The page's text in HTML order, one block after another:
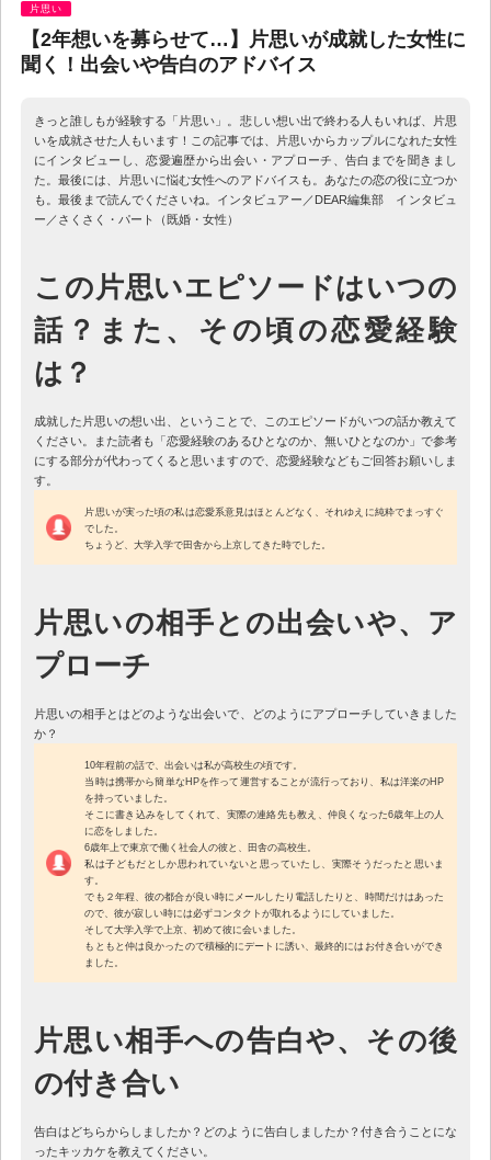
片思い
【2年想いを募らせて…】片思いが成就した女性に
聞く！出会いや告白のアドバイス
きっと誰しもが経験する「片思い」。悲しい想い出で終わる人もいれば、片思
いを成就させた人もいます！この記事では、片思いからカップルになれた女性
にインタビューし、恋愛遍歴から出会い・アプローチ、告白までを聞きまし
た。最後には、片思いに悩む女性へのアドバイスも。あなたの恋の役に立つか
も。最後まで読んでくださいね。インタビュアー／DEAR編集部 インタビュ
ー／さくさく・パート（既婚・女性）
この片思いエピソードはいつの
話？また、その頃の恋愛経験
は？
成就した片思いの想い出、ということで、このエピソードがいつの話か教えて
ください。また読者も「恋愛経験のあるひとなのか、無いひとなのか」で参考
にする部分が代わってくると思いますので、恋愛経験などもご回答お願いしま
す。
片思いが実った頃の私は恋愛系意見はほとんどなく、それゆえに純粋でまっすぐ
でした。
ちょうど、大学入学で田舎から上京してきた時でした。
片思いの相手との出会いや、ア
プローチ
片思いの相手とはどのような出会いで、どのようにアプローチしていきました
か？
10年程前の話で、出会いは私が高校生の頃です。
当時は携帯から簡単なHPを作って運営することが流行っており、私は洋楽のHP
を持っていました。
そこに書き込みをしてくれて、実際の連絡先も教え、仲良くなった6歳年上の人
に恋をしました。
6歳年上で東京で働く社会人の彼と、田舎の高校生。
私は子どもだとしか思われていないと思っていたし、実際そうだったと思いま
す。
でも２年程、彼の都合が良い時にメールしたり電話したりと、時間だけはあった
ので、彼が寂しい時には必ずコンタクトが取れるようにしていました。
そして大学入学で上京、初めて彼に会いました。
もともと仲は良かったので積極的にデートに誘い、最終的にはお付き合いができ
ました。
片思い相手への告白や、その後
の付き合い
告白はどちらからしましたか？どのように告白しましたか？付き合うことにな
ったキッカケを教えてください。